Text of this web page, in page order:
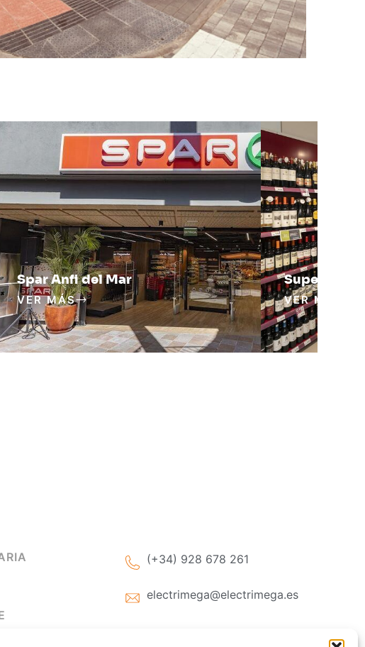
Spar Anfi del Mar
VER MÁS
SuperDino
VER MÁS
(+34) 928 678 261
electrimega@electrimega.es